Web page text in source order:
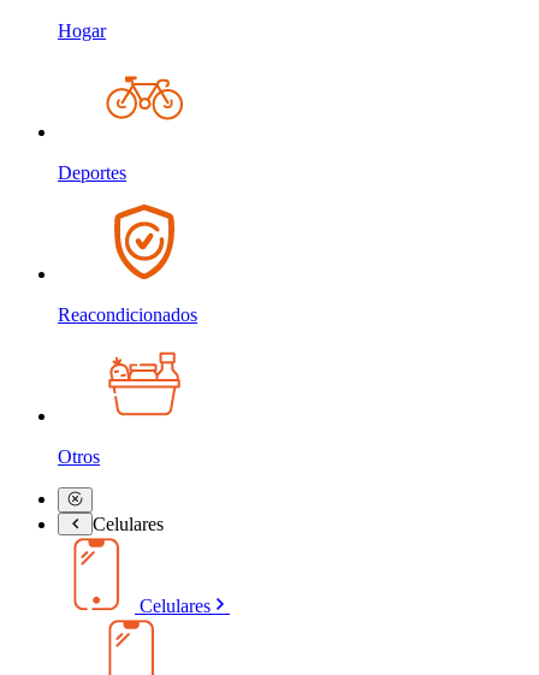
Hogar
Deportes
Reacondicionados
Otros
Celulares
Celulares